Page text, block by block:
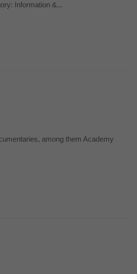
Information &...
among them Academy